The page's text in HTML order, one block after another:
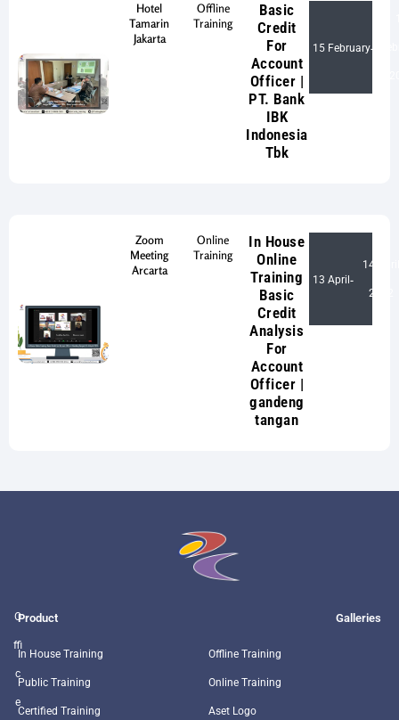
Hotel
Tamarin
Jakarta
Offline
Training
Basic
Credit
For
Account
Officer |
PT. Bank
IBK
Indonesia
Tbk
15 February-
Zoom
Meeting
Arcarta
Online
Training
In House
Online
Training
Basic
Credit
Analysis
For
Account
Officer |
gandeng
tangan
13 April -
14 April
2022
O
ffi
c
e
Product
In House Training
Public Training
Certified Training
Galleries
Offline Training
Online Training
Aset Logo